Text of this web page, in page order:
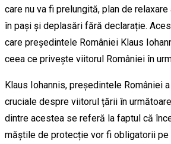
care nu va fi prelungită, plan de
în pași și deplasări fără declarație.
care președintele României Klaus
ceea ce privește viitorul României în
Klaus Iohannis, președintele României
cruciale despre viitorul țării în
dintre acestea se referă la faptul că
măștile de protecție vor fi obligatorii